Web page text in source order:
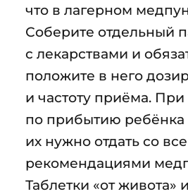
что в лагерном
Соберите отдельный
с лекарствами и
положите в него
и частоту приёма. При
по прибытию ребёнка
их нужно отдать со
рекомендациями
Таблетки «от живота»